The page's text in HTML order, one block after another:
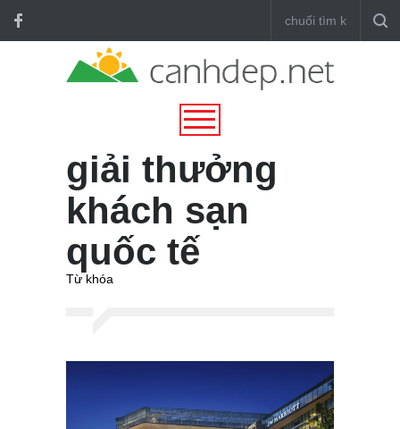
giải thưởng
khách sạn
quốc tế
Từ khóa